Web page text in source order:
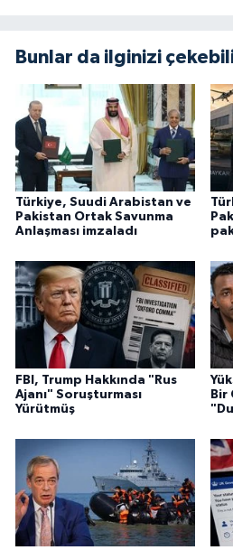
Bunlar da ilginizi
Türkiye, Suudi Arabistan ve
Pakistan Ortak Savunma
Anlaşması imzaladı
FBI, Trump Hakkında "Rus
Ajanı" Soruşturması
Yürütmüş
Bir